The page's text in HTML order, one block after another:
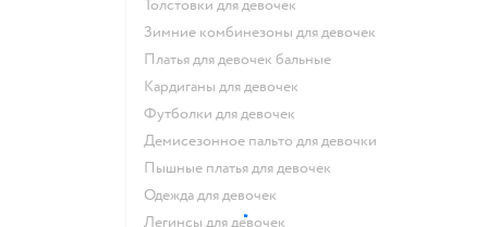
Толстовки для девочек
Зимние комбинезоны для девочек
Платья для девочек бальные
Кардиганы для девочек
Футболки для девочек
Демисезонное пальто для девочки
Пышные платья для девочек
Одежда для девочек
Легинсы для девочек